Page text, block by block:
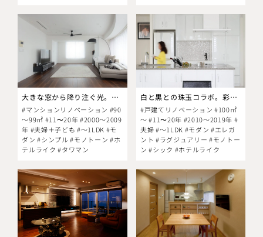
大きな窓から降り注ぐ光。大人モダンなインテリアに合わせて
#マンションリノベーション #90
～99㎡ #11〜20年 #2000～2009
年 #夫婦＋子ども #～1LDK #モ
ダン #シンプル #モノトーン #ホ
テルライク #タワマン
白と黒との珠玉コラボ。彩り添えるは、溢れる陽光。
#戸建てリノベーション #100㎡
～ #11〜20年 #2010～2019年 #
夫婦 #～1LDK #モダン #エレガ
ント #ラグジュアリー #モノトー
ン #シック #ホテルライク